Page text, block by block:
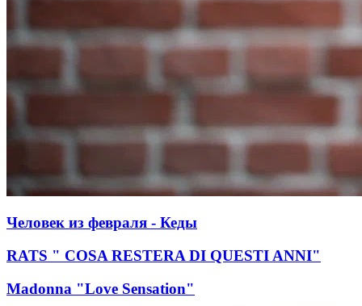
Человек из февраля - Кеды
RATS " COSA RESTERA DI QUESTI ANNI"
Madonna "Love Sensation"